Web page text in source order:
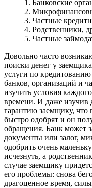
1. Банковские
2.
3. Частные
4. Родственники,
5. Частные
Довольно часто
поиски денег у
услуги по
банков, организаций и
изучить условия
времени. И даже изучив
гарантию заемщику,
быстро одобрят и он
обращения. Банк может
документы или залог,
одобрить очень
исчезнуть, а
случае заемщику
его проблемы: снова
драгоценное время,